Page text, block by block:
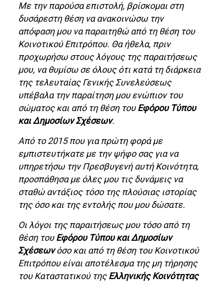
Με την παρούσα επιστολή, βρίσκομαι στη
δυσάρεστη θέση να ανακοινώσω την
απόφαση μου να παραιτηθώ από τη θέση του
Κοινοτικού Επιτρόπου. Θα ήθελα, πριν
προχωρήσω στους λόγους της παραιτήσεως
μου, να θυμίσω σε όλους ότι κατά τη διάρκεια
της τελευταίας Γενικής Συνελεύσεως
υπέβαλα την παραίτηση μου ενώπιον του
σώματος και από τη θέση τουΕφόρου Τύπου
και Δημοσίων Σχέσεων.
Από το 2015 που για πρώτη φορά με
εμπιστευτήκατε με την ψήφο σας για να
υπηρετήσω την Πρεσβυγενή αυτή Κοινότητα,
προσπάθησα με όλες μου τις δυνάμεις να
σταθώ αντάξιος τόσο της πλούσιας ιστορίας
της όσο και της εντολής που μου δώσατε.
Οι λόγοι της παραιτήσεως μου τόσο από τη
θέση τουΕφόρου Τύπου και Δημοσίων
Σχέσεωνόσο και από τη θέση του Κοινοτικού
Επιτρόπου είναι αποτέλεσμα της μη τήρησης
του Καταστατικού τηςΕλληνικής Κοινότητας